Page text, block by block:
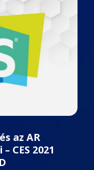
az AR
CES 2021